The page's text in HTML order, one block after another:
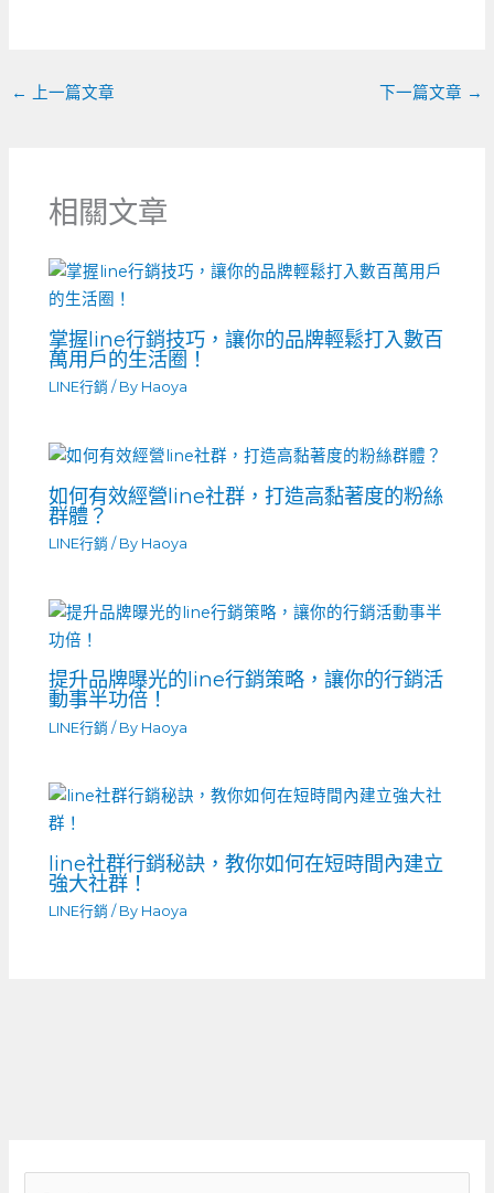
← 上一篇文章 下一篇文章 →
相關文章
掌握line行銷技巧，讓你的品牌輕鬆打入數百
萬用戶的生活圈！
LINE行銷 / By Haoya
如何有效經營line社群，打造高黏著度的粉絲
群體？
LINE行銷 / By Haoya
提升品牌曝光的line行銷策略，讓你的行銷活
動事半功倍！
LINE行銷 / By Haoya
line社群行銷秘訣，教你如何在短時間內建立
強大社群！
LINE行銷 / By Haoya